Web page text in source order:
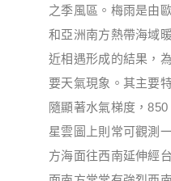
之季風區。梅雨是由
和亞洲南方熱帶海域
近相遇形成的結果，
要天氣現象。其主要
隨顯著水氣梯度，
星雲圖上則常可觀測
方海面往西南延伸經